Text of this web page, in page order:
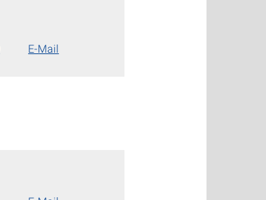
E-Mail